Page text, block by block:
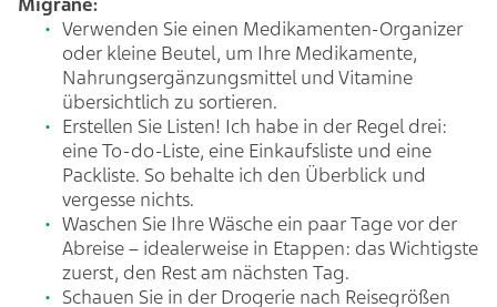
Verwenden Sie einen Medikamenten-Organizer
oder kleine Beutel, um Ihre Medikamente,
Nahrungsergänzungsmittel und Vitamine
übersichtlich zu sortieren.
Erstellen Sie Listen! Ich habe in der Regel drei:
eine To-do-Liste, eine Einkaufsliste und eine
Packliste. So behalte ich den Überblick und
vergesse nichts.
Waschen Sie Ihre Wäsche ein paar Tage vor der
Abreise – idealerweise in Etappen: das Wichtigste
zuerst, den Rest am nächsten Tag.
Schauen Sie in der Drogerie nach Reisegrößen